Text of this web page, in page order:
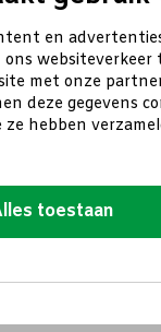
en
ons
met onze
deze gegevens
hebben
toestaan